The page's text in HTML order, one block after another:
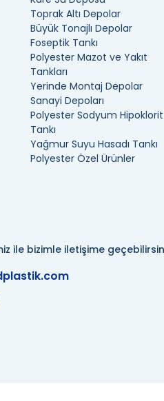
Toprak Altı Depolar
Büyük Tonajlı Depolar
Foseptik Tankı
Polyester Mazot ve Yakıt
Tankları
Yerinde Montaj Depolar
Sanayi Depoları
Polyester Sodyum Hipoklorit
Tankı
Yağmur Suyu Hasadı Tankı
Polyester Özel Ürünler
ile bizimle iletişime